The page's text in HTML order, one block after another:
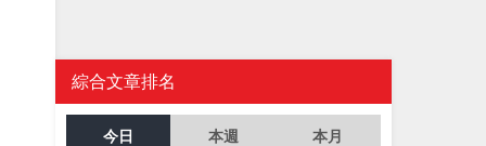
綜合文章排名
今日 本週 本月